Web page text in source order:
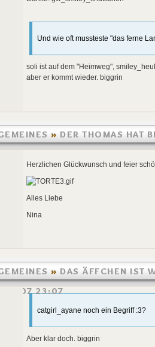
Und wie oft mussteste "das ferne
soli ist auf dem "Heimweg",
aber er kommt wieder. biggrin
» DER THOMAS HAT
Herzlichen Glückwunsch und feier
Alles Liebe
Nina
» DAS ÄFFCHEN IST
23:07
catgirl_ayane noch ein Begriff :3?
Aber klar doch. biggrin